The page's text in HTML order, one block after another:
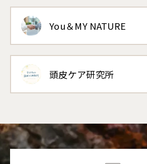
You＆MY NATURE
頭皮ケア研究所